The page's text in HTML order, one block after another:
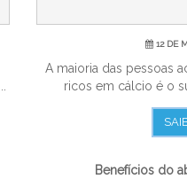
12 DE
A maioria das pessoas
ricos em cálcio é o
Benefícios do